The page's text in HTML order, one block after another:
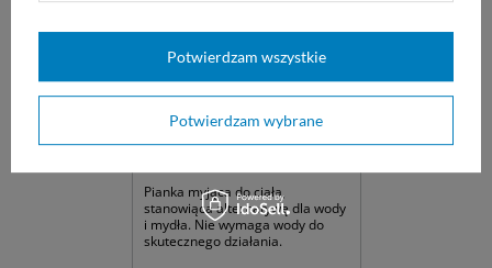
Pianka do mycia Washing
Pianka myjąca do ciała,
stanowiąca alternatywę dla wody
i mydła. Nie wymaga wody do
skutecznego działania.
Potwierdzam wybrane
Potwierdzam wszystkie